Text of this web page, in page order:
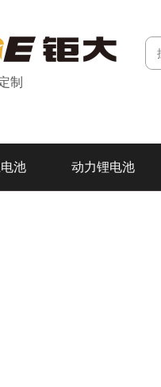
制
池 动力锂电池